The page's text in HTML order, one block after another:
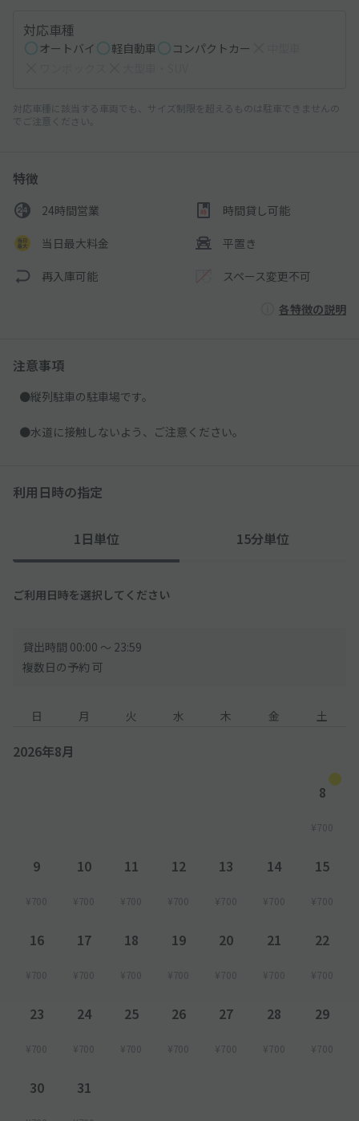
対応車種
オートバイ 軽自動車 コンパクトカー
対応車種に該当する車両でも、サイズ制限を超えるものは駐車できませんの
でご注意ください。
特徴
24時間営業 時間貸し可能
当日最大料金 平置き
再入庫可能 スペース変更不可
各特徴の説明
注意事項
●縦列駐車の駐車場です。
●水道に接触しないよう、ご注意ください。
利用日時の指定
1日単位 15分単位
ご利用日時を選択してください
貸出時間 00:00 〜 23:59
複数日の予約 可
日 月 火 水 木 金 土
2026年8月
8
¥700
9
¥700
10
¥700
11
¥700
12
¥700
13
¥700
14
¥700
15
¥700
16
¥700
17
¥700
18
¥700
19
¥700
20
¥700
21
¥700
22
¥700
23
¥700
24
¥700
25
¥700
26
¥700
27
¥700
28
¥700
29
¥700
30 31